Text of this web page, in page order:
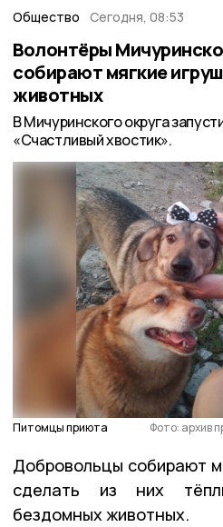
Общество Сегодня, 08:53
Волонтёры
собирают мягкие
животных
В Мичуринского округа
«Счастливый хвостик».
Питомцы приюта Фото: архив
Добровольцы собирают
сделать из них
бездомных животных.